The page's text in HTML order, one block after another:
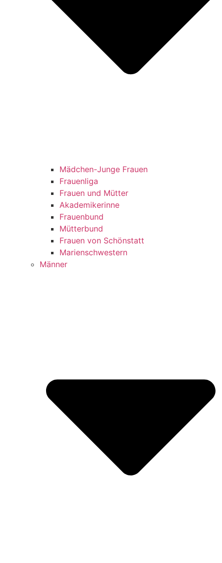
Mädchen-Junge Frauen
Frauenliga
Frauen und Mütter
Akademikerinne
Frauenbund
Mütterbund
Frauen von Schönstatt
Marienschwestern
Männer